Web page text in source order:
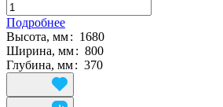
Подробнее
Высота, мм: 1680
Ширина, мм: 800
Глубина, мм: 370